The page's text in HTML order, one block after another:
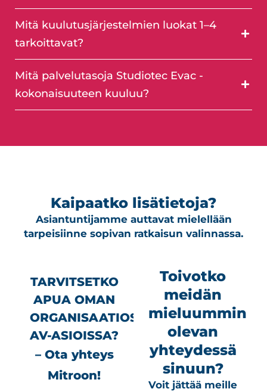
Mitä kuulutusjärjestelmien luokat 1–4
tarkoittavat?
Mitä palvelutasoja Studiotec Evac -
kokonaisuuteen kuuluu?
Kaipaatko lisätietoja?
Asiantuntijamme auttavat mielellään
tarpeisiinne sopivan ratkaisun valinnassa.
TARVITSETKO
APUA OMAN
ORGANISAATIOSI
AV-ASIOISSA?
– Ota yhteys
Mitroon!
Toivotko
meidän
mieluummin
olevan
yhteydessä
sinuun?
Voit jättää meille